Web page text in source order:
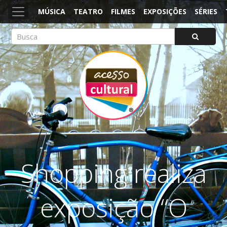
MÚSICA TEATRO FILMES EXPOSIÇÕES SÉRIES
ACESSO CULTURAL
Arte, Cultura Pop e Entretenimento
Shopping realiza
exposição “O